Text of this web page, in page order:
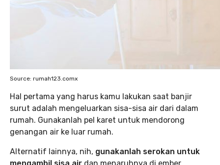
Source: rumah123.comx
Hal pertama yang harus kamu lakukan saat banjir
surut adalah mengeluarkan sisa-sisa air dari dalam
rumah. Gunakanlah pel karet untuk mendorong
genangan air ke luar rumah.
Alternatif lainnya, nih, gunakanlah serokan untuk